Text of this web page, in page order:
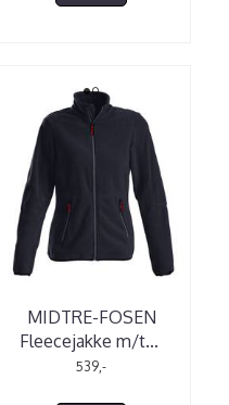
MIDTRE-FOSEN
Fleecejakke m/t...
539,-